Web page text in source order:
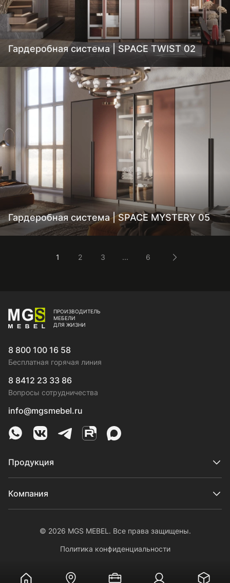
Гардеробная система | SPACE TWIST 02
Гардеробная система | SPACE MYSTERY 05
1 2 3 ... 6
ПРОИЗВОДИТЕЛЬ
МЕБЕЛИ
ДЛЯ ЖИЗНИ
8 800 100 16 58
Бесплатная горячая линия
8 8412 23 33 86
Вопросы сотрудничества
info@mgsmebel.ru
MGS Mebel в Whatsapp
MGS Mebel в VK
MGS Mebel в Telegram
MGS Mebel на Rutube
MGS Mebel на MAX
Продукция
Компания
© 2026 MGS MEBEL. Все права защищены.
Политика конфиденциальности